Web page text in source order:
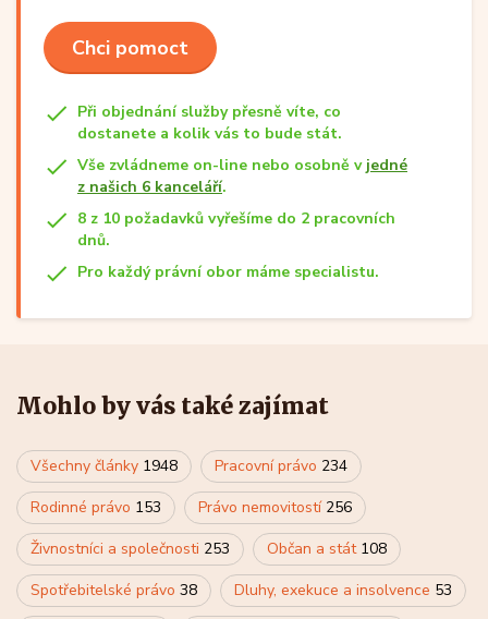
Chci pomoct
Při objednání služby přesně víte, co
dostanete a kolik vás to bude stát.
Vše zvládneme on-line nebo osobně v jedné
z našich 6 kanceláří.
8 z 10 požadavků vyřešíme do 2 pracovních
dnů.
Pro každý právní obor máme specialistu.
Mohlo by vás také zajímat
Všechny články 1948 Pracovní právo 234
Rodinné právo 153 Právo nemovitostí 256
Živnostníci a společnosti 253 Občan a stát 108
Spotřebitelské právo 38 Dluhy, exekuce a insolvence 53